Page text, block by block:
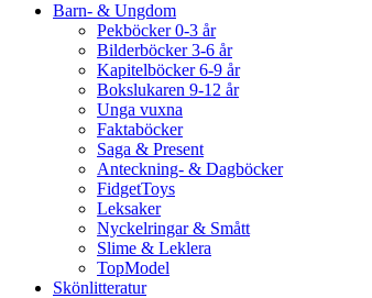
Barn- & Ungdom
Pekböcker 0-3 år
Bilderböcker 3-6 år
Kapitelböcker 6-9 år
Bokslukaren 9-12 år
Unga vuxna
Faktaböcker
Saga & Present
Anteckning- & Dagböcker
FidgetToys
Leksaker
Nyckelringar & Smått
Slime & Leklera
TopModel
Skönlitteratur